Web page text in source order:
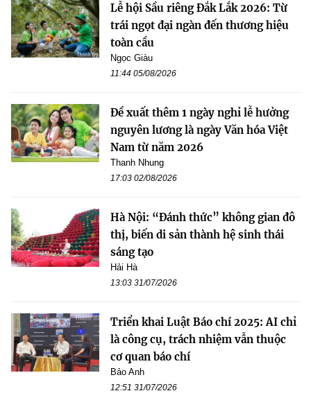
Lễ hội Sầu riêng Đắk Lắk 2026: Từ
trái ngọt đại ngàn đến thương hiệu
toàn cầu
Ngọc Giàu
11:44 05/08/2026
Đề xuất thêm 1 ngày nghỉ lễ hưởng
nguyên lương là ngày Văn hóa Việt
Nam từ năm 2026
Thanh Nhung
17:03 02/08/2026
Hà Nội: “Đánh thức” không gian đô
thị, biến di sản thành hệ sinh thái
sáng tạo
Hải Hà
13:03 31/07/2026
Triển khai Luật Báo chí 2025: AI chỉ
là công cụ, trách nhiệm vẫn thuộc
cơ quan báo chí
Bảo Anh
12:51 31/07/2026